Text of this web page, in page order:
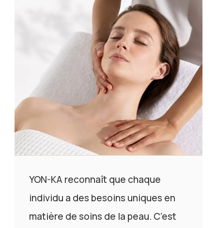
YON-KA reconnaît que chaque
individu a des besoins uniques en
matière de soins de la peau. C’est